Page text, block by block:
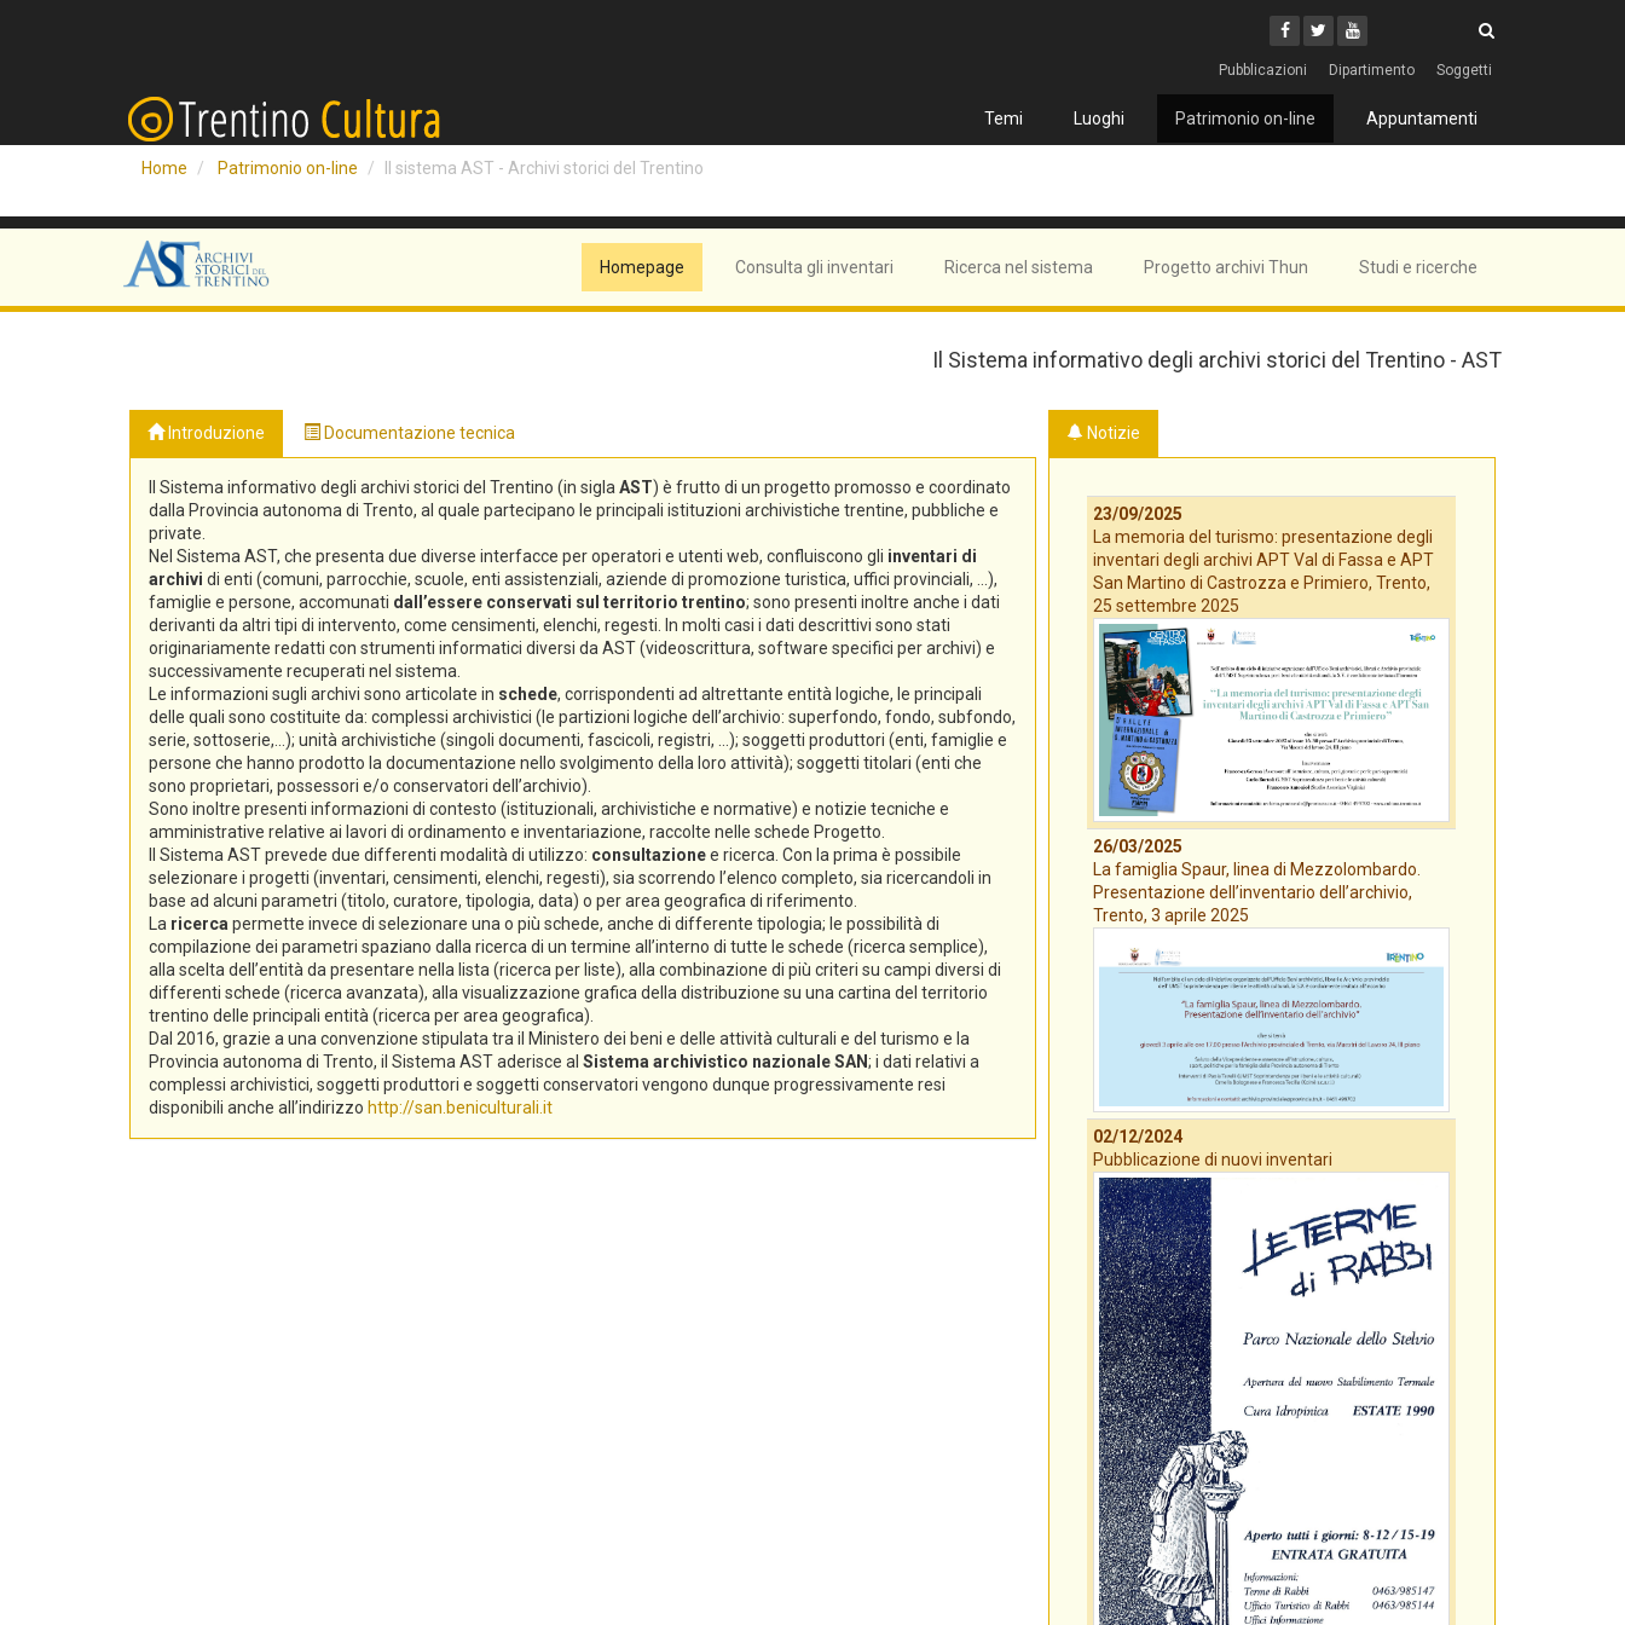
Facebook
Twitter
Youtube
Pubblicazioni Dipartimento Soggetti
Temi Luoghi Patrimonio on-line Appuntamenti
Home Patrimonio on-line Il sistema AST - Archivi storici del Trentino
Homepage Consulta gli inventari Ricerca nel sistema Progetto archivi Thun Studi e ricerche
Il Sistema informativo degli archivi storici del Trentino - AST
Introduzione Documentazione tecnica
Il Sistema informativo degli archivi storici del Trentino (in sigla AST) è frutto di un progetto promosso e coordinato
dalla Provincia autonoma di Trento, al quale partecipano le principali istituzioni archivistiche trentine, pubbliche e
private.
Nel Sistema AST, che presenta due diverse interfacce per operatori e utenti web, confluiscono gli inventari di
archivi di enti (comuni, parrocchie, scuole, enti assistenziali, aziende di promozione turistica, uffici provinciali, ...),
famiglie e persone, accomunati dall’essere conservati sul territorio trentino; sono presenti inoltre anche i dati
derivanti da altri tipi di intervento, come censimenti, elenchi, regesti. In molti casi i dati descrittivi sono stati
originariamente redatti con strumenti informatici diversi da AST (videoscrittura, software specifici per archivi) e
successivamente recuperati nel sistema.
Le informazioni sugli archivi sono articolate in schede, corrispondenti ad altrettante entità logiche, le principali
delle quali sono costituite da: complessi archivistici (le partizioni logiche dell’archivio: superfondo, fondo, subfondo,
serie, sottoserie,...); unità archivistiche (singoli documenti, fascicoli, registri, ...); soggetti produttori (enti, famiglie e
persone che hanno prodotto la documentazione nello svolgimento della loro attività); soggetti titolari (enti che
sono proprietari, possessori e/o conservatori dell’archivio).
Sono inoltre presenti informazioni di contesto (istituzionali, archivistiche e normative) e notizie tecniche e
amministrative relative ai lavori di ordinamento e inventariazione, raccolte nelle schede Progetto.
Il Sistema AST prevede due differenti modalità di utilizzo: consultazionee ricerca. Con la prima è possibile
selezionare i progetti (inventari, censimenti, elenchi, regesti), sia scorrendo l’elenco completo, sia ricercandoli in
base ad alcuni parametri (titolo, curatore, tipologia, data) o per area geografica di riferimento.
La ricerca permette invece di selezionare una o più schede, anche di differente tipologia; le possibilità di
compilazione dei parametri spaziano dalla ricerca di un termine all’interno di tutte le schede (ricerca semplice),
alla scelta dell’entità da presentare nella lista (ricerca per liste), alla combinazione di più criteri su campi diversi di
differenti schede (ricerca avanzata), alla visualizzazione grafica della distribuzione su una cartina del territorio
trentino delle principali entità (ricerca per area geografica).
Dal 2016, grazie a una convenzione stipulata tra il Ministero dei beni e delle attività culturali e del turismo e la
Provincia autonoma di Trento, il Sistema AST aderisce al Sistema archivistico nazionale SAN; i dati relativi a
complessi archivistici, soggetti produttori e soggetti conservatori vengono dunque progressivamente resi
disponibili anche all’indirizzo http://san.beniculturali.it
Notizie
23/09/2025
La memoria del turismo: presentazione degli
inventari degli archivi APT Val di Fassa e APT
San Martino di Castrozza e Primiero, Trento,
25 settembre 2025
26/03/2025
La famiglia Spaur, linea di Mezzolombardo.
Presentazione dell’inventario dell’archivio,
Trento, 3 aprile 2025
02/12/2024
Pubblicazione di nuovi inventari